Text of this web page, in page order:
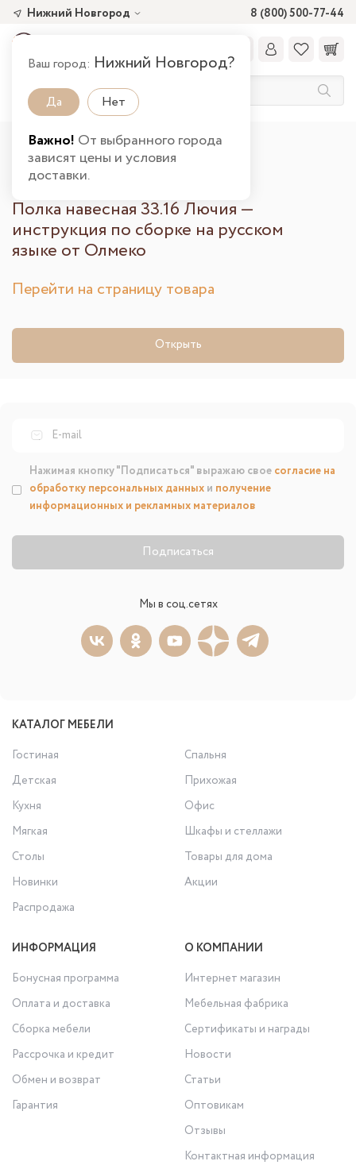
8 (800) 500-77-44
Нижний Новгород
Ваш город: Нижний Новгород?
Да Нет
Важно! От выбранного города
зависят цены и условия
доставки.
Главная
Полка навесная 33.16 Лючия
Инструкция по сборке
Полка навесная 33.16 Лючия —
инструкция по сборке на русском
языке от Олмеко
Перейти на страницу товара
Открыть
Подписаться
Нажимая кнопку "Подписаться" выражаю свое согласие на
обработку персональных данных и получение
информационных и рекламных материалов
Мы в соц.сетях
КАТАЛОГ МЕБЕЛИ
Гостиная
Спальня
Детская
Прихожая
Кухня
Офис
Мягкая
Шкафы и стеллажи
Столы
Товары для дома
Новинки
Акции
Распродажа
ИНФОРМАЦИЯ
Бонусная программа
Оплата и доставка
Сборка мебели
Рассрочка и кредит
Обмен и возврат
Гарантия
О КОМПАНИИ
Интернет магазин
Мебельная фабрика
Сертификаты и награды
Новости
Статьи
Оптовикам
Отзывы
Контактная информация